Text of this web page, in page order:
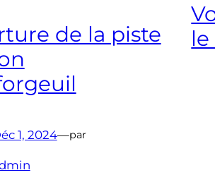
de la piste
1, 2024—par